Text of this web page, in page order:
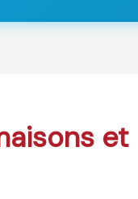
et